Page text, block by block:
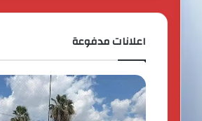
اعلانات مدفوعة
كايي
موتورز
للسيارات